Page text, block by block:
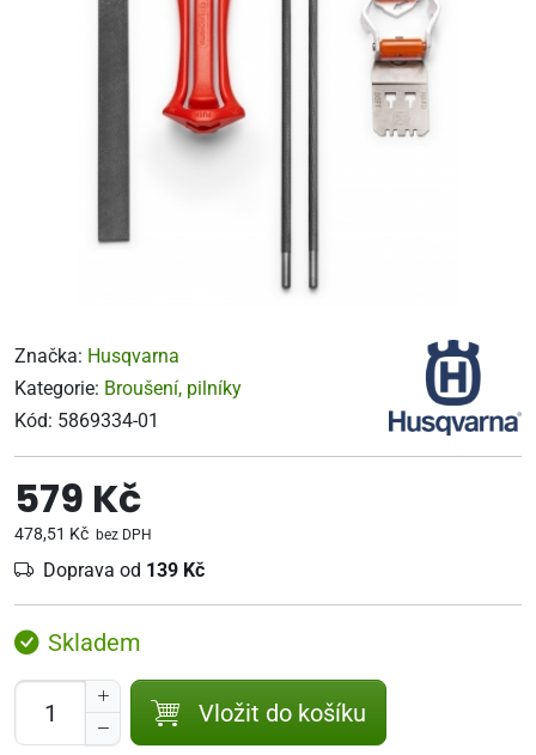
Značka: Husqvarna
Kategorie: Broušení, pilníky
Kód: 5869334-01
579 Kč
478,51 Kč bez DPH
Doprava od 139 Kč
Skladem
Vložit do košíku